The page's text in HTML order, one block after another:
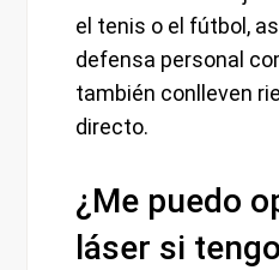
el tenis o el fútbol,
defensa personal
también conlleven
directo.
¿Me puedo
láser si